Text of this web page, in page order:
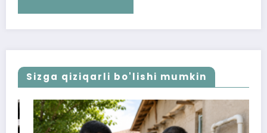
Sizga qiziqarli bo'lishi mumkin